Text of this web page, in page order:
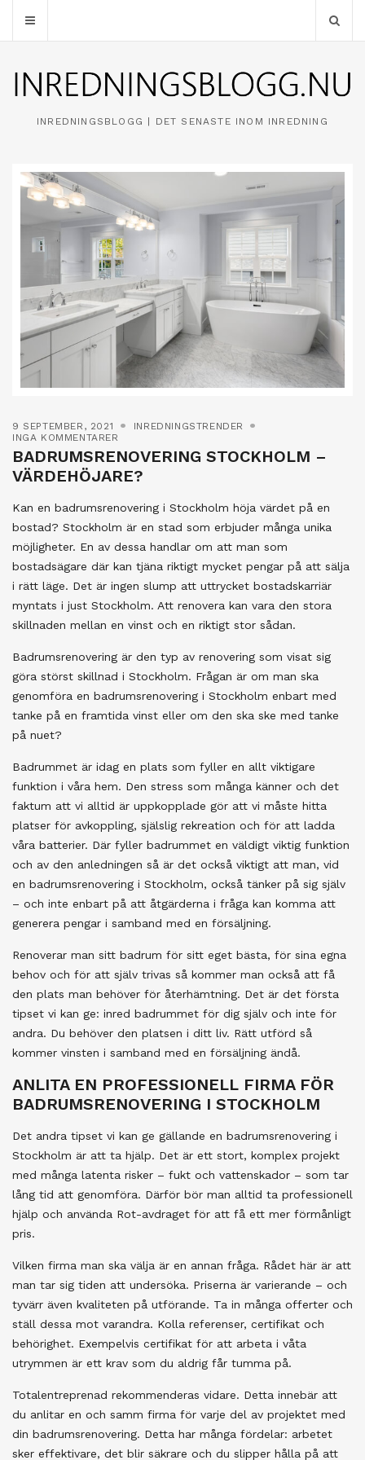
INREDNINGSBLOGG | DET SENASTE INOM INREDNING
9 SEPTEMBER, 2021
INREDNINGSTRENDER
INGA KOMMENTARER
BADRUMSRENOVERING STOCKHOLM –
VÄRDEHÖJARE?
Kan en badrumsrenovering i Stockholm höja värdet på en
bostad? Stockholm är en stad som erbjuder många unika
möjligheter. En av dessa handlar om att man som
bostadsägare där kan tjäna riktigt mycket pengar på att sälja
i rätt läge. Det är ingen slump att uttrycket bostadskarriär
myntats i just Stockholm. Att renovera kan vara den stora
skillnaden mellan en vinst och en riktigt stor sådan.
Badrumsrenovering är den typ av renovering som visat sig
göra störst skillnad i Stockholm. Frågan är om man ska
genomföra en badrumsrenovering i Stockholm enbart med
tanke på en framtida vinst eller om den ska ske med tanke
på nuet?
Badrummet är idag en plats som fyller en allt viktigare
funktion i våra hem. Den stress som många känner och det
faktum att vi alltid är uppkopplade gör att vi måste hitta
platser för avkoppling, själslig rekreation och för att ladda
våra batterier. Där fyller badrummet en väldigt viktig funktion
och av den anledningen så är det också viktigt att man, vid
en badrumsrenovering i Stockholm, också tänker på sig själv
– och inte enbart på att åtgärderna i fråga kan komma att
generera pengar i samband med en försäljning.
Renoverar man sitt badrum för sitt eget bästa, för sina egna
behov och för att själv trivas så kommer man också att få
den plats man behöver för återhämtning. Det är det första
tipset vi kan ge: inred badrummet för dig själv och inte för
andra. Du behöver den platsen i ditt liv. Rätt utförd så
kommer vinsten i samband med en försäljning ändå.
ANLITA EN PROFESSIONELL FIRMA FÖR
BADRUMSRENOVERING I STOCKHOLM
Det andra tipset vi kan ge gällande en badrumsrenovering i
Stockholm är att ta hjälp. Det är ett stort, komplex projekt
med många latenta risker – fukt och vattenskador – som tar
lång tid att genomföra. Därför bör man alltid ta professionell
hjälp och använda Rot-avdraget för att få ett mer förmånligt
pris.
Vilken firma man ska välja är en annan fråga. Rådet här är att
man tar sig tiden att undersöka. Priserna är varierande – och
tyvärr även kvaliteten på utförande. Ta in många offerter och
ställ dessa mot varandra. Kolla referenser, certifikat och
behörighet. Exempelvis certifikat för att arbeta i våta
utrymmen är ett krav som du aldrig får tumma på.
Totalentreprenad rekommenderas vidare. Detta innebär att
du anlitar en och samm firma för varje del av projektet med
din badrumsrenovering. Detta har många fördelar: arbetet
sker effektivare, det blir säkrare och du slipper hålla på att